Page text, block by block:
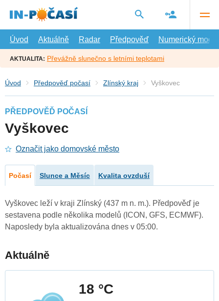
hlavní
Úvod
Aktuálně Radar Předpověď Numerický model
AKTUALITA: Převážně slunečno s letními teplotami
Úvod Předpověď počasí Zlínský kraj Vyškovec
PŘEDPOVĚĎ POČASÍ
Vyškovec
Označit jako domovské město
Počasí Slunce a Měsíc Kvalita ovzduší
Vyškovec leží v kraji Zlínský (437 m n. m.). Předpověď je
sestavena podle několika modelů (ICON, GFS, ECMWF).
Naposledy byla aktualizována dnes v 05:00.
Aktuálně
18 °C